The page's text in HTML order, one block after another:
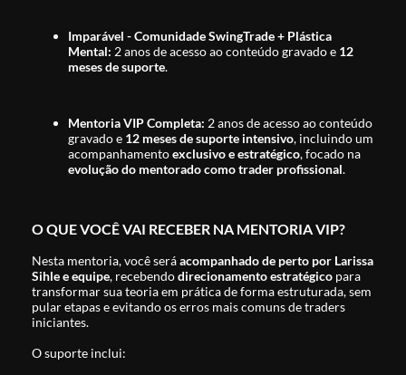
Imparável - Comunidade SwingTrade + Plástica
Mental: 2 anos de acesso ao conteúdo gravado e 12
meses de suporte.
Mentoria VIP Completa: 2 anos de acesso ao conteúdo
gravado e 12 meses de suporte intensivo, incluindo um
acompanhamentoexclusivo e estratégico, focado na
evolução do mentorado como trader profissional.
O QUE VOCÊ VAI RECEBER NA MENTORIA VIP?
Nesta mentoria, você seráacompanhado de perto por Larissa
Sihle e equipe, recebendodirecionamento estratégico para
transformar sua teoria em prática de forma estruturada, sem
pular etapas e evitando os erros mais comuns de traders
iniciantes.
O suporte inclui: